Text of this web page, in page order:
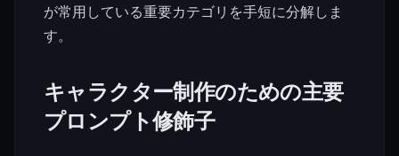
が常用している重要カテゴリを手短に分解しま
す。
キャラクター制作のための主要
プロンプト修飾子